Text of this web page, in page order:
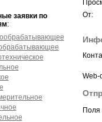
заявки по
:
От:
Web-
Поля